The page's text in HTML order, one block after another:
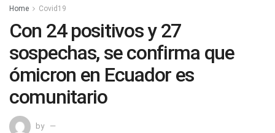
Home Covid19
Con 24 positivos y 27
sospechas, se confirma que
ómicron en Ecuador es
comunitario
by